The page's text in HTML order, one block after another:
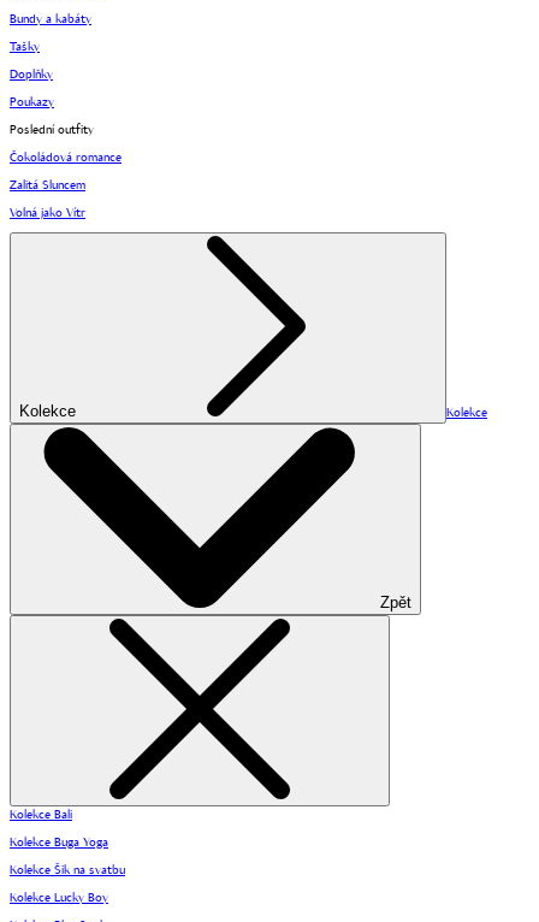
Bundy a kabáty
Tašky
Doplňky
Poukazy
Poslední outfity
Čokoládová romance
Zalitá Sluncem
Volná jako Vítr
Kolekce Kolekce
Zpět
Kolekce Bali
Kolekce Buga Yoga
Kolekce Šik na svatbu
Kolekce Lucky Boy